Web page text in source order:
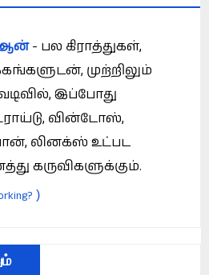
- பல கிராத்துகள்,
முற்றிலும்
வடிவில், இப்போது
வின்டோஸ்,
லினக்ஸ் உட்பட
கருவிகளுக்கும்.
)